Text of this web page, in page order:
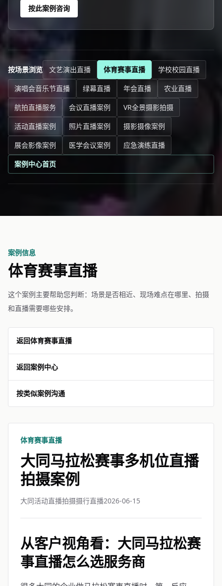
大同团队 大同一场243人参与的马拉松赛事活动，线上
12988人观看。
按此案例咨询
按场景浏览 文艺演出直播 体育赛事直播
学校校园直播
演唱会音乐节直播
绿幕直播 年会直播
农业直播
航拍直播服务
会议直播案例
VR全景摄影拍摄
活动直播案例
照片直播案例
摄影摄像案例
展会影像案例
医学会议案例
应急演练直播
案例中心首页
案例信息
体育赛事直播
这个案例主要帮助您判断：场景是否相近、现场难点在哪里、拍摄
和直播需要哪些安排。
返回体育赛事直播
返回案例中心
按类似案例沟通
体育赛事直播
大同马拉松赛事多机位直播
拍摄案例
大同活动直播拍摄摄行直播2026-06-15
从客户视角看：大同马拉松赛
事直播怎么选服务商